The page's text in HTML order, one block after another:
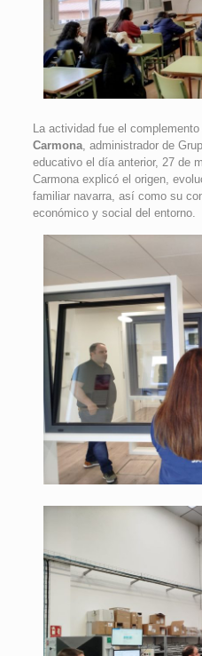
La actividad fue el
Carmona, administrador de
educativo el día anterior, 27 de
Carmona explicó el origen,
familiar navarra, así como su
económico y social del entorno.